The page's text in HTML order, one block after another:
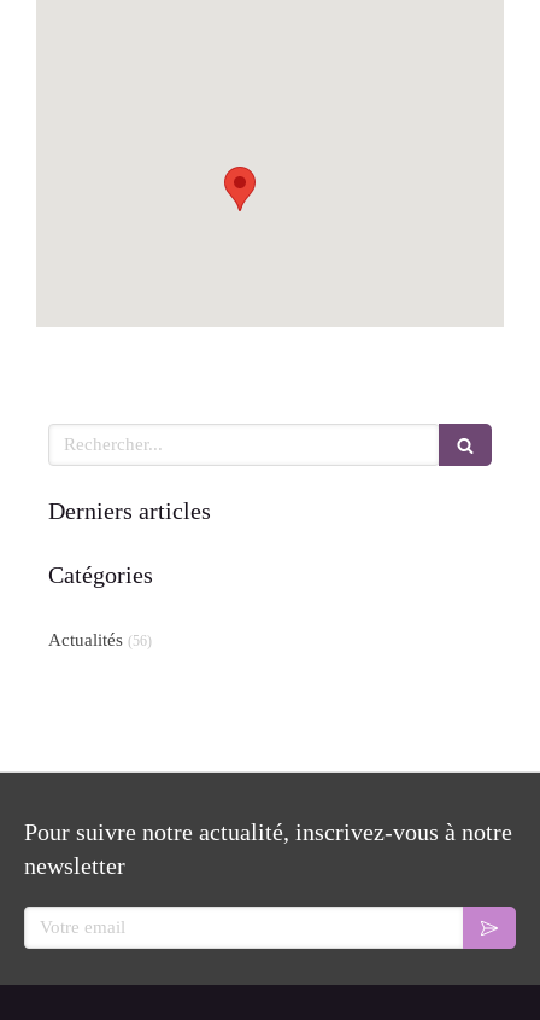
Rechercher
Derniers articles
Catégories
Actualités (56)
Pour suivre notre actualité, inscrivez-vous à notre
newsletter
Votre email